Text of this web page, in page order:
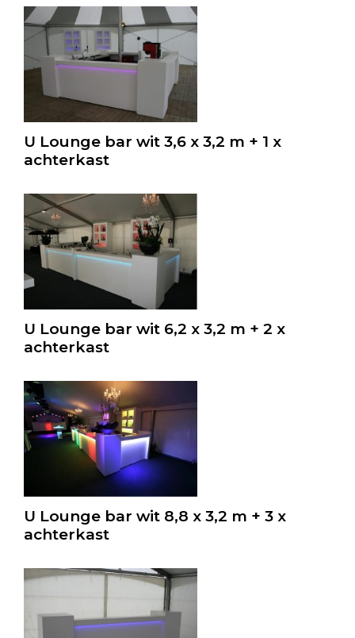
U Lounge bar wit 3,6 x 3,2 m + 1 x
achterkast
U Lounge bar wit 6,2 x 3,2 m + 2 x
achterkast
U Lounge bar wit 8,8 x 3,2 m + 3 x
achterkast